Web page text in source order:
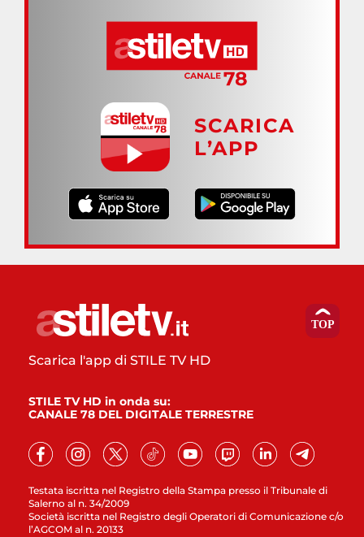
SCARICA
L’APP
Testata iscritta nel Registro della Stampa presso il Tribunale di
Salerno al n. 34/2009
Società iscritta nel Registro degli Operatori di Comunicazione c/o
l’AGCOM al n. 20133
Scarica l'app di STILE TV HD
STILE TV HD in onda su:
CANALE 78 DEL DIGITALE TERRESTRE